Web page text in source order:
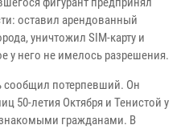
оставил арендованный
уничтожил SIM-карту и
у него не имелось разрешения.
сообщил потерпевший. Он
50-летия Октября и Тенистой у
гражданами. В